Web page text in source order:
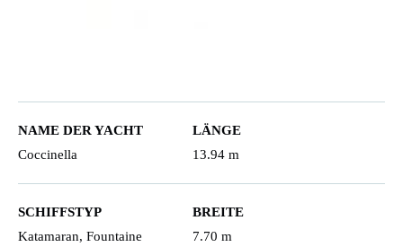
NAME DER YACHT
Coccinella
LÄNGE
13.94 m
SCHIFFSTYP
Katamaran, Fountaine
BREITE
7.70 m